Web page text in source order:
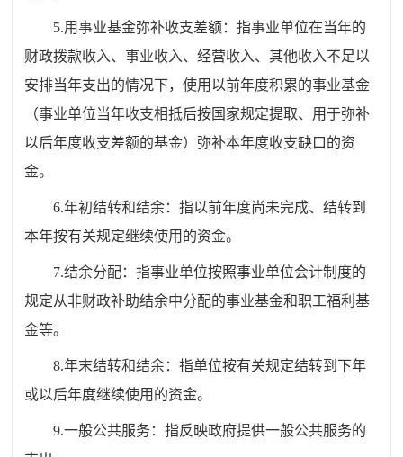
5.用事业基金弥补收支差额：指事业单位在当年的
财政拨款收入、事业收入、经营收入、其他收入不足以
安排当年支出的情况下，使用以前年度积累的事业基金
（事业单位当年收支相抵后按国家规定提取、用于弥补
以后年度收支差额的基金）弥补本年度收支缺口的资
金。
6.年初结转和结余：指以前年度尚未完成、结转到
本年按有关规定继续使用的资金。
7.结余分配：指事业单位按照事业单位会计制度的
规定从非财政补助结余中分配的事业基金和职工福利基
金等。
8.年末结转和结余：指单位按有关规定结转到下年
或以后年度继续使用的资金。
9.一般公共服务：指反映政府提供一般公共服务的